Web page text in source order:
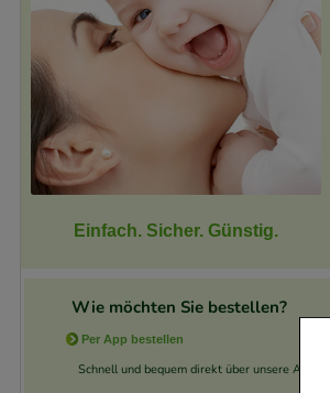
Einfach. Sicher. Günstig.
Wie möchten Sie bestellen?
Per App bestellen
Schnell und bequem direkt über unsere App.